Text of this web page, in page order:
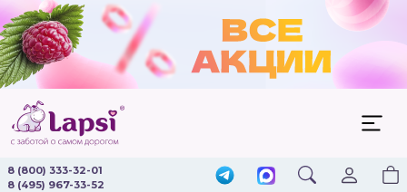
8 (800) 333-32-01
8 (495) 967-33-52